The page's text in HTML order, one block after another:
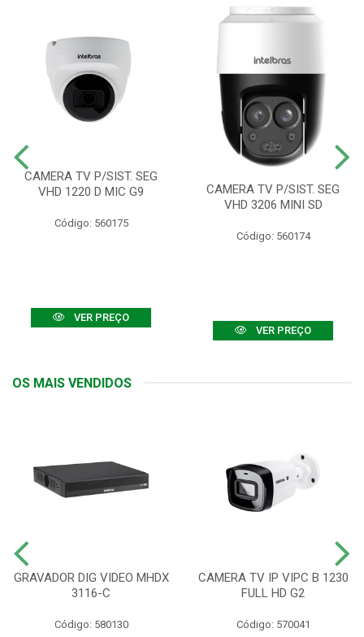
CAMERA TV P/SIST. SEG
VHD 1220 D MIC G9
Código: 560175
VER PREÇO
CAMERA TV P/SIST. SEG
VHD 3206 MINI SD
Código: 560174
VER PREÇO
OS MAIS VENDIDOS
GRAVADOR DIG VIDEO MHDX
3116-C
Código: 580130
CAMERA TV IP VIPC B 1230
FULL HD G2
Código: 570041